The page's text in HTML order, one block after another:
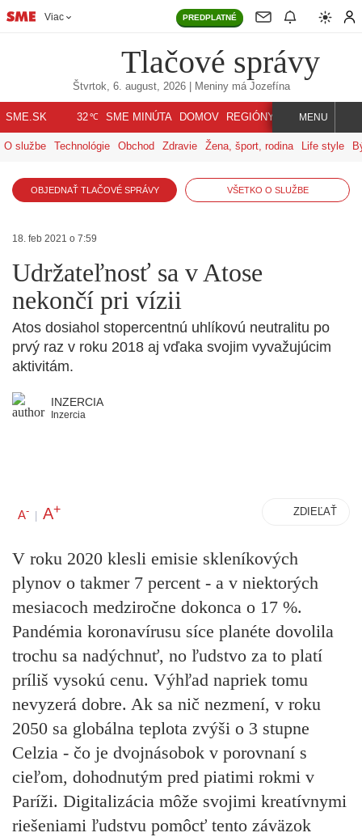
Viac PREDPLATNÉ
Tlačové správy
Štvrtok, 6. august, 2026| Meniny má Jozefína
SME.SK 32℃ SME MINÚTA DOMOV REGIÓNY INDEX SVET
MENU
O službe Technológie Obchod Zdravie Žena, šport, rodina Life style
OBJEDNAŤ TLAČOVÉ SPRÁVY VŠETKO O SLUŽBE
18. feb 2021 o 7:59
Udržateľnosť sa v Atose
nekončí pri vízii
Atos dosiahol stopercentnú uhlíkovú neutralitu po
prvý raz v roku 2018 aj vďaka svojim vyvažujúcim
aktivitám.
INZERCIA
Inzercia
A- | A+ ZDIEĽAŤ
V roku 2020 klesli emisie skleníkových
plynov o takmer 7 percent - a v niektorých
mesiacoch medziročne dokonca o 17 %.
Pandémia koronavírusu síce planéte dovolila
trochu sa nadýchnuť, no ľudstvo za to platí
príliš vysokú cenu. Výhľad napriek tomu
nevyzerá dobre. Ak sa nič nezmení, v roku
2050 sa globálna teplota zvýši o 3 stupne
Celzia - čo je dvojnásobok v porovnaní s
cieľom, dohodnutým pred piatimi rokmi v
Paríži. Digitalizácia môže svojimi kreatívnymi
riešeniami ľudstvu pomôcť tento záväzok